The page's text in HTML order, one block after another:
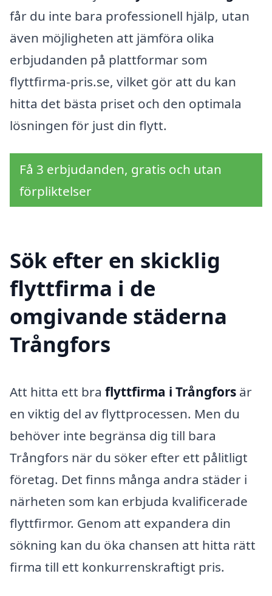
får du inte bara professionell hjälp, utan
även möjligheten att jämföra olika
erbjudanden på plattformar som
flyttfirma-pris.se, vilket gör att du kan
hitta det bästa priset och den optimala
lösningen för just din flytt.
Få 3 erbjudanden, gratis och utan
förpliktelser
Sök efter en skicklig
flyttfirma i de
omgivande städerna
Trångfors
Att hitta ett bra flyttfirma i Trångfors är
en viktig del av flyttprocessen. Men du
behöver inte begränsa dig till bara
Trångfors när du söker efter ett pålitligt
företag. Det finns många andra städer i
närheten som kan erbjuda kvalificerade
flyttfirmor. Genom att expandera din
sökning kan du öka chansen att hitta rätt
firma till ett konkurrenskraftigt pris.